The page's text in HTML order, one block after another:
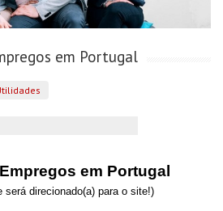
em Portugal
em Portugal
será direcionado(a) para o site!)